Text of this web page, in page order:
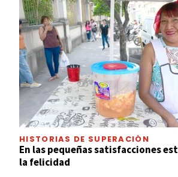
HISTORIAS DE SUPERACIÓN
En las pequeñas satisfacciones
la felicidad